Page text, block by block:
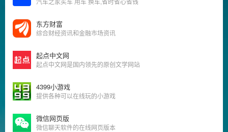
东方财富
综合财经资讯和金融市场资讯
起点中文网
起点中文网是国内领先的原创文学网站
4399小游戏
提供各种可以在线玩的小游戏
微信网页版
微信聊天软件的在线网页版本